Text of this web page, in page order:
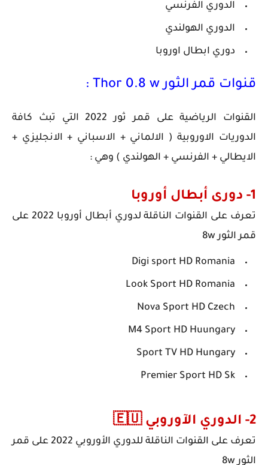
الدوري الفرنسي
الدوري الهولندي
دوري ابطال اوروبا
قنوات قمر الثور Thor 0.8 w :
القنوات الرياضية على قمر ثور 2022 التي تبث كافة
الدوريات الاوروبية ( الالماني + الاسباني + الانجليزي +
الايطالي + الفرنسي + الهولندي ) وهي :
1- دورى أبطال أوروبا
تعرف على القنوات الناقلة لدوري أبطال أوروبا 2022 على
قمر الثور 8w
Digi sport HD Romania
Look Sport HD Romania
Nova Sport HD Czech
M4 Sport HD Huungary
Sport TV HD Hungary
Premier Sport HD Sk
2- الدوري الآوروبي 🇪🇺
تعرف على القنوات الناقلة للدوري الأوروبي 2022
على قمر
الثور 8w